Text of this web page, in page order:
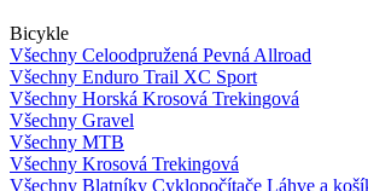
Bicykle
Všechny Celoodpružená Pevná Allroad
Všechny Enduro Trail XC Sport
Všechny Horská Krosová Trekingová
Všechny Gravel
Všechny MTB
Všechny Krosová Trekingová
Všechny Blatníky Cyklopočítače Láhve a